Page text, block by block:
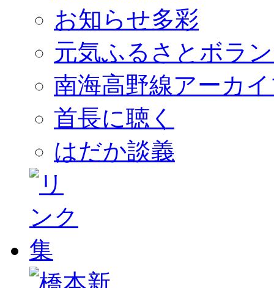
お知らせ多彩
元気ふるさとボラ
南海高野線アーカ
首長に聴く
はだか談義